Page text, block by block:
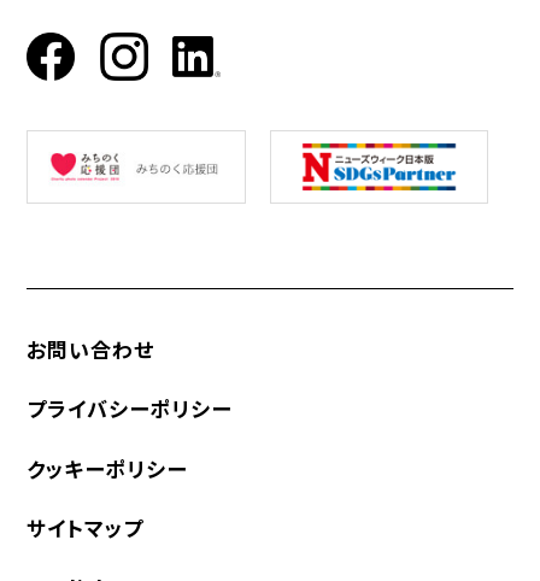
お問い合わせ
プライバシーポリシー
クッキーポリシー
サイトマップ